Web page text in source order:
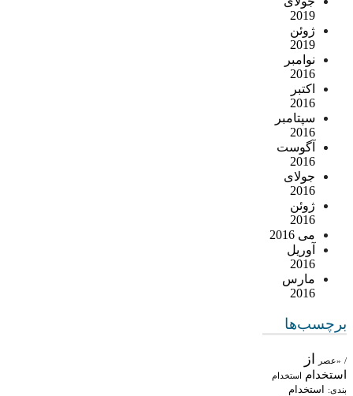
2019
ژوئن
2019
نوامبر
2016
اکتبر
2016
سپتامبر
2016
آگوست
2016
جولای
2016
ژوئن
2016
می 2016
آوریل
2016
مارس
2016
برچسب‌ها
/ «عصر از
استخدام استخدام
بندی: استخدام